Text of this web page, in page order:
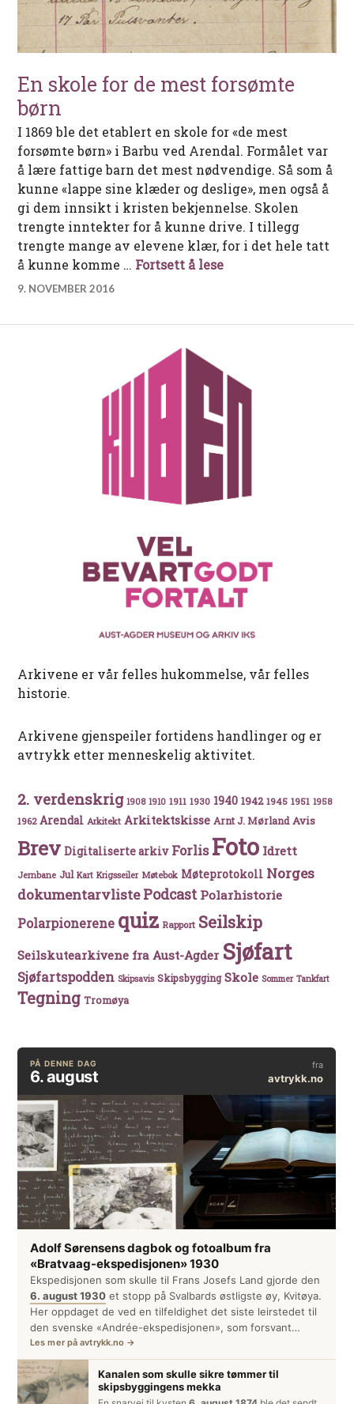
En skole for de mest forsømte
børn
I 1869 ble det etablert en skole for «de mest
forsømte børn» i Barbu ved Arendal. Formålet var
å lære fattige barn det mest nødvendige. Så som å
kunne «lappe sine klæder og deslige», men også å
gi dem innsikt i kristen bekjennelse. Skolen
trengte inntekter for å kunne drive. I tillegg
trengte mange av elevene klær, for i det hele tatt
å kunne komme … Fortsett å leseEn skole for de
9. NOVEMBER 2016
Arkivene er vår felles hukommelse, vår felles
historie.
Arkivene gjenspeiler fortidens handlinger og er
avtrykk etter menneskelig aktivitet.
2. verdenskrig 1908 1910 1911 1930 1940 1942 1945 1951 1958
1962 Arendal Arkitekt Arkitektskisse Arnt J. Mørland Avis
Brev Digitaliserte arkiv Forlis Foto Idrett
Jernbane Jul Kart Krigsseiler Møtebok Møteprotokoll Norges
dokumentarvlistePodcast Polarhistorie
Polarpionerene quiz Rapport Seilskip
Seilskutearkivene fra Aust-Agder Sjøfart
Sjøfartspodden Skipsavis Skipsbygging Skole Sommer Tankfart
Tegning Tromøya